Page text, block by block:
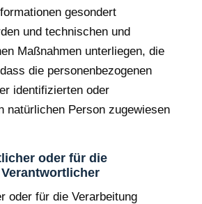
gesondert
und technischen und
Maßnahmen unterliegen, die
die personenbezogenen
identifizierten oder
natürlichen Person zugewiesen
oder für die
oder für die Verarbeitung